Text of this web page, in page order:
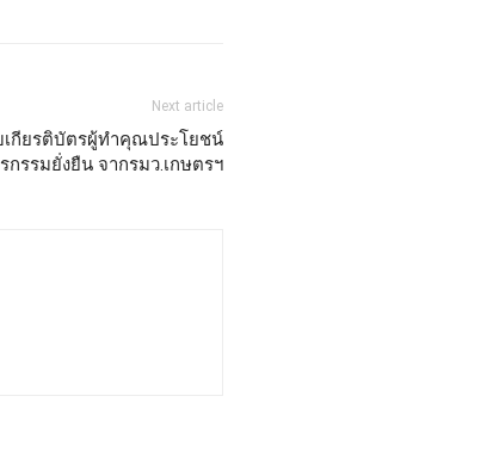
Next article
กียรติบัตรผู้ทำคุณประโยชน์
กรรมยั่งยืน จากรมว.เกษตรฯ